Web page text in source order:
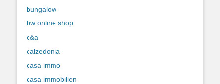
bungalow
bw online shop
c&a
calzedonia
casa immo
casa immobilien